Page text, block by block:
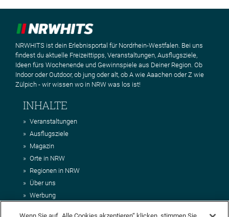
NRWHITS ist dein Erlebnisportal für Nordrhein-Westfalen. Bei uns
findest du aktuelle Freizeittipps, Veranstaltungen, Ausflugsziele,
Ideen fürs Wochenende und Gewinnspiele aus Deiner Region. Ob
Indoor oder Outdoor, ob jung oder alt, ob A wie Aaachen oder Z wie
Zülpich - wir wissen wo in NRW was los ist!
INHALTE
Veranstaltungen
Ausflugsziele
Magazin
Orte in NRW
Regionen in NRW
Über uns
Werbung